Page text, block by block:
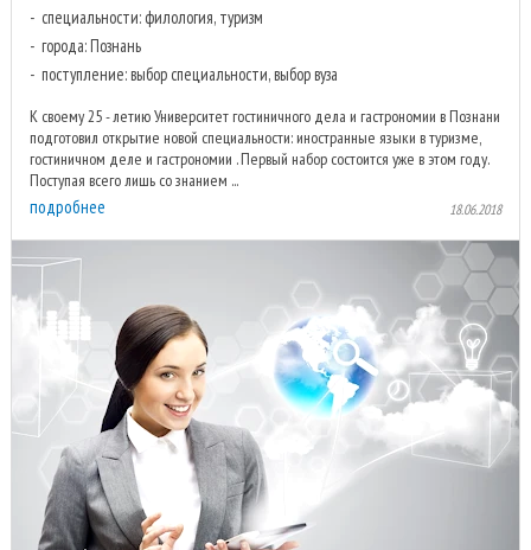
специальности: филология, туризм
города: Познань
поступление: выбор специальности, выбор вуза
К своему 25 - летию Университет гостиничного дела и гастрономии в Познани
подготовил открытие новой специальности: иностранные языки в туризме,
гостиничном деле и гастрономии . Первый набор состоится уже в этом году.
Поступая всего лишь со знанием ...
подробнее 18.06.2018